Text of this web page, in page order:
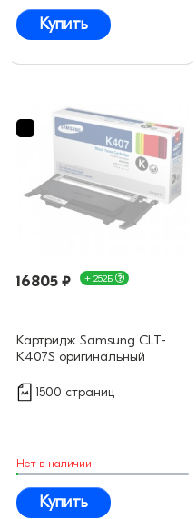
Купить
16805 ₽ + 252Б
Картридж Samsung CLT-
K407S оригинальный
1500 страниц
Нет в наличии
Купить